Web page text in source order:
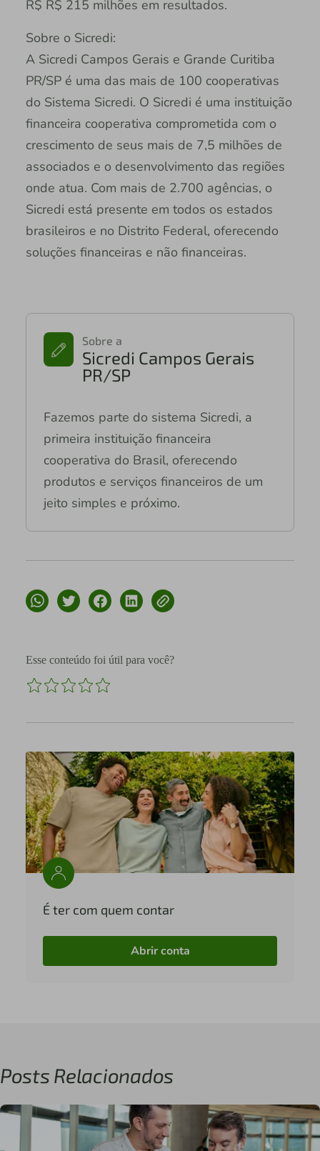
R$ R$ 215 milhões em resultados.
Sobre o Sicredi:
A Sicredi Campos Gerais e Grande Curitiba
PR/SP é uma das mais de 100 cooperativas
do Sistema Sicredi. O Sicredi é uma instituição
financeira cooperativa comprometida com o
crescimento de seus mais de 7,5 milhões de
associados e o desenvolvimento das regiões
onde atua. Com mais de 2.700 agências, o
Sicredi está presente em todos os estados
brasileiros e no Distrito Federal, oferecendo
soluções financeiras e não financeiras.
Sobre a
Sicredi Campos Gerais
PR/SP
Fazemos parte do sistema Sicredi, a
primeira instituição financeira
cooperativa do Brasil, oferecendo
produtos e serviços financeiros de um
jeito simples e próximo.
Esse conteúdo foi útil para você?
É ter com quem contar
Abrir conta
Posts Relacionados